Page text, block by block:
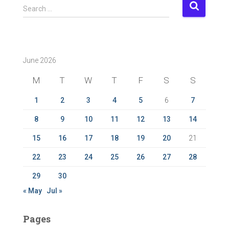
S
e
h
Search …
June 2026
M T W T F S S
1 2 3 4 5 6 7
8 9 10 11 12 13 14
15 16 17 18 19 20 21
22 23 24 25 26 27 28
29
30
« May
Jul »
Pages